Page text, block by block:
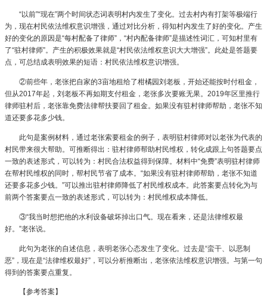
“以前”“现在”两个时间状态词表明村内发生了变化。过去村内有打架等极端行
为，现在村民依法维权意识增强，通过对比分析，得知村内发生了好的变化。产生
好的变化的原因是“每村配备了律师”，“村内配备律师”是描述性词汇，可知村里有
了“驻村律师”。产生的积极效果就是“村民依法维权意识大大增强”。此处是答题要
点，可总结成表明效果的短语：村民依法维权意识增强。
②前些年，老张把自家的3亩地租给了柑橘园刘老板，开始还能按时付租金，
但从2017年起，刘老板不再如期支付租金，老张多次要账无果。2019年区里推行
律师驻村后，老张靠免费法律帮扶要回了租金。如果没有驻村律师帮助，老张不知
道还要多花多少钱。
此句是案例材料，通过老张索要租金的例子，表明驻村律师对以老张为代表的
村民带来很大帮助。可推断得出：驻村律师帮助村民维权，转化成跟上句答题要点
一致的表述形式，可以转为：村民合法权益得到保障。材料中“免费”表明驻村律师
在帮村民维权的同时，帮村民节省了成本。“如果没有驻村律师帮助，老张不知道
还要多花多少钱。”可以推出驻村律师降低了村民维权成本。此答案要点转化为与
前两个答案要点一致的表述形式，可以转为：村民维权成本降低。
③“我当时想把他的水利设备破坏掉出口气。现在看来，还是法律维权最
好。”老张说。
此句为老张的自述信息，表明老张心态发生了变化。过去是“蛮干、以恶制
恶”，现在是“法律维权最好”，可以分析推断出，老张依法维权意识增强。与第一句
得到的答案要点重复。
【参考答案】